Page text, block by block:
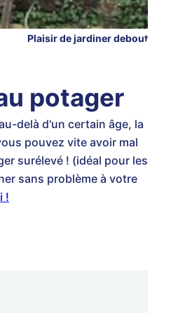
Plaisir de jardiner debout
potager
delà d'un certain âge, la
pouvez vite avoir mal
surélevé ! (idéal pour les
sans problème à votre
!